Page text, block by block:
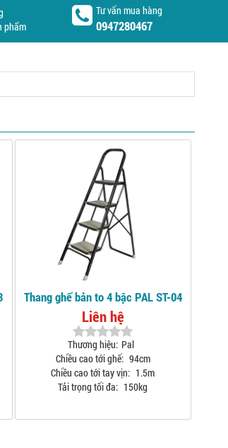
phẩm
Tư vấn mua hàng
0947280467
Thang ghế bản to 4 bậc PAL ST-04
Liên hệ
Thương hiệu: Pal
Chiều cao tới ghế: 94cm
Chiều cao tới tay vịn: 1.5m
Tải trọng tối đa: 150kg